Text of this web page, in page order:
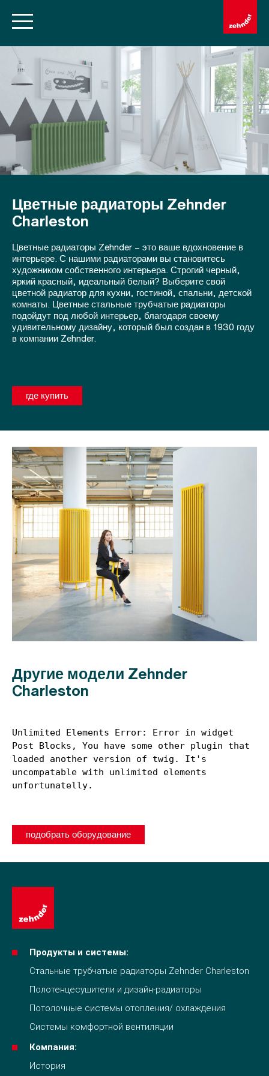
Цветные радиаторы Zehnder
Charleston
Цветные радиаторы Zehnder – это ваше вдохновение в
интерьере. С нашими радиаторами вы становитесь
художником собственного интерьера. Строгий черный,
яркий красный, идеальный белый? Выберите свой
цветной радиатор для кухни, гостиной, спальни, детской
комнаты. Цветные стальные трубчатые радиаторы
подойдут под любой интерьер, благодаря своему
удивительному дизайну, который был создан в 1930 году
в компании Zehnder.
где купить
Другие модели Zehnder
Charleston
Unlimited Elements Error: Error in widget
Post Blocks, You have some other plugin that
loaded another version of twig. It's
uncompatable with unlimited elements
unfortunatelly.
подобрать оборудование
Продукты и системы:
Стальные трубчатые радиаторы Zehnder Charleston
Полотенцесушители и дизайн-радиаторы
Потолочные системы отопления/ охлаждения
Системы комфортной вентиляции
Компания:
История